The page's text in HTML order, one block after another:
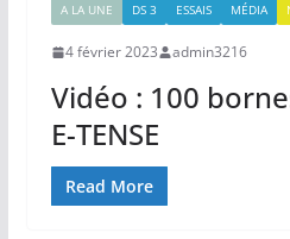
A LA UNE DS 3 ESSAIS MÉDIA
4 février 2023 admin3216
Vidéo : 100
E-TENSE
Read More